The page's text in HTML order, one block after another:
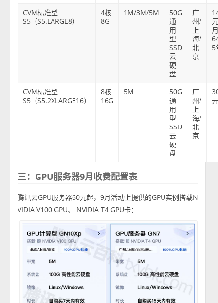
CVM标准型
S5（S5.LARGE8）
4核
8G
1M/3M/5M
50G
通
用
型
SSD
云
硬
盘
广
州/
上
海/
北
京
5
CVM标准型
S5（S5.2XLARGE16）
8核
16G
5M
50G
通
用
型
SSD
云
硬
盘
广
州/
上
海/
北
京
三：GPU服务器9月收费配置表
腾讯云GPU服务器60元起，9月活动上提供的GPU实例搭载N
VIDIA V100 GPU、 NVIDIA T4 GPU卡：